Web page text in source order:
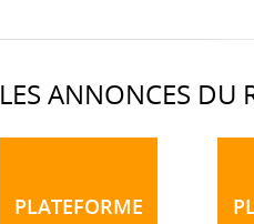
LES ANNONCES DU
PLATEFORME